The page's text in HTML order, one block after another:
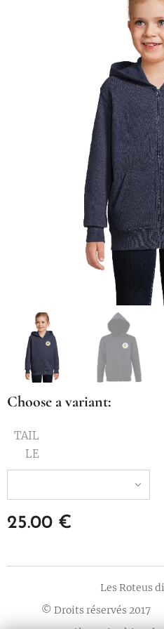
Choose a variant:
TAIL
LE
25.00 €
Les Roteus
© Droits